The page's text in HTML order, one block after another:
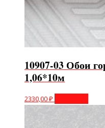
10907-03 Обои
1,06*10м
2330,00₽